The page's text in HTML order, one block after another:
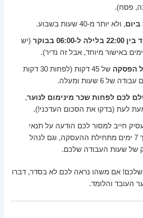
פסח).
, ולא יותר מ-40 שעות בשבוע.
06:00 בבוקר
(יש
באישור מיוחד, אבל זה נדיר).
הפסקה
של 45 דקות (לפחות 30 דקות
של 6 שעות ומעלה.
לכם לפחות שכר מינימום לנוער,
לעת (בדקו את הסכום העדכני!).
חייב למסור לכם הודעה על תנאי
העבודה תוך 7 ימים מתחילת ההעסקה, וגם לנהל
של שעות העבודה שלכם.
שלכם! אם משהו נראה לכם לא בסדר, דברו
העובד והלומד.